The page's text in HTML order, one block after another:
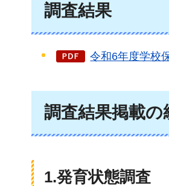
調査結果
令和6年度学校
調査結果掲載の
1.発育状態調査